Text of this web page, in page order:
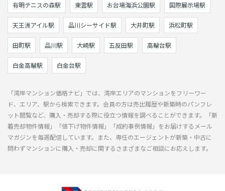
有明テニスの森駅 東雲駅 お台場海浜公園駅 国際展示場駅
天王洲アイル駅 品川シーサイド駅 大井町駅 浜松町駅
田町駅 品川駅 大崎駅 五反田駅 高輪台駅
白金高輪駅 白金台駅
「湾岸マンション価格ナビ」では、湾岸エリアのマンションをフリーワー
ド、エリア、駅から検索できます。会員の方は売出履歴や新築時のパンフレ
ット閲覧など、購入・売却する際に役立つ情報を調べることができます。「新
着売却物件情報」「値下げ物件情報」「成約事例情報」をお届けするメール
マガジンを毎週配信しています。また、専任のエージェントが新築・中古に
問わずマンションに購入・売却に関するさまざまなご相談にお応えします。